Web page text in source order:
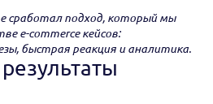
сработал подход, который мы
e-commerce кейсов:
быстрая реакция и аналитика.